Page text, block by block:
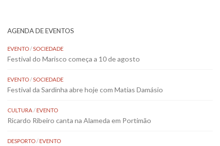
AGENDA DE EVENTOS
EVENTO/SOCIEDADE
Festival do Marisco começa a 10 de agosto
EVENTO/SOCIEDADE
Festival da Sardinha abre hoje com Matias Damásio
CULTURA/EVENTO
Ricardo Ribeiro canta na Alameda em Portimão
DESPORTO/EVENTO